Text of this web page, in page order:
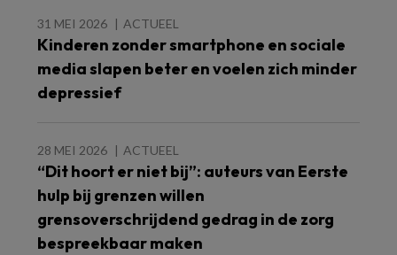
31 MEI 2026 ACTUEEL
Kinderen zonder smartphone en sociale
media slapen beter en voelen zich minder
depressief
28 MEI 2026 ACTUEEL
“Dit hoort er niet bij”: auteurs van Eerste
hulp bij grenzen willen
grensoverschrijdend gedrag in de zorg
bespreekbaar maken